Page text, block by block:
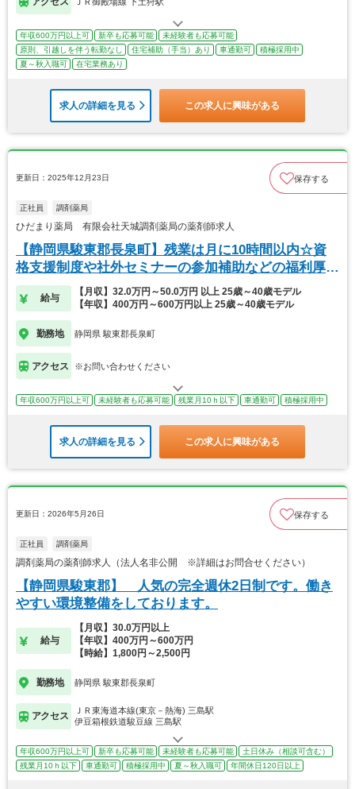
年収600万円以上可 新卒も応募可能
未経験者も応募可能
原則、引越しを伴う転勤なし
住宅補助（手当）あり 車通勤可
積極採用中
夏～秋入職可
在宅業務あり
求人の詳細を見る この求人に興味がある
更新日：2025年12月23日 保存する
正社員 調剤薬局
ひだまり薬局 有限会社天城調剤薬局の薬剤師求人
【静岡県駿東郡長泉町】残業は月に10時間以内☆資
格支援制度や社外セミナーの参加補助などの福利厚生
充実
給与
【月収】32.0万円～50.0万円 以上 25歳～40歳モデル
【年収】400万円～600万円以上 25歳～40歳モデル
勤務地 静岡県 駿東郡長泉町
アクセス ※お問い合わせください
年収600万円以上可 未経験者も応募可能 残業月10ｈ以下 車通勤可 積極採用中
求人の詳細を見る この求人に興味がある
更新日：2026年5月26日 保存する
正社員 調剤薬局
調剤薬局の薬剤師求人（法人名非公開 ※詳細はお問合せください）
【静岡県駿東郡】 人気の完全週休2日制です。働き
やすい環境整備をしております。
給与
【月収】30.0万円以上
【年収】400万円～600万円
【時給】1,800円～2,500円
勤務地 静岡県 駿東郡長泉町
アクセス
ＪＲ東海道本線(東京－熱海) 三島駅
伊豆箱根鉄道駿豆線 三島駅
年収600万円以上可 新卒も応募可能 未経験者も応募可能
土日休み（相談可含む）
残業月10ｈ以下
車通勤可 積極採用中 夏～秋入職可 年間休日120日以上